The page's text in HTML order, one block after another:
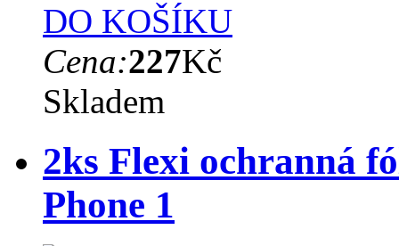
DO KOŠÍKU
Cena:227Kč
Skladem
2ks Flexi ochranná
Phone 1